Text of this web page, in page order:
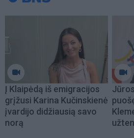
Į Klaipėdą iš emigracijos
grįžusi Karina Kučinskienė
įvardijo didžiausią savo
norą